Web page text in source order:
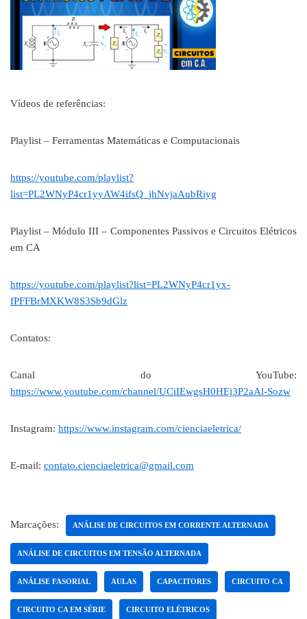
Vídeos de referências:
Playlist – Ferramentas Matemáticas e Computacionais
https://youtube.com/playlist?
list=PL2WNyP4cr1yyAW4ifsQ_jhNvjaAubRiyg
Playlist – Módulo III – Componentes Passivos e Circuitos Elétricos
em CA
https://youtube.com/playlist?list=PL2WNyP4cr1yx-
fPFFBrMXKW8S3Sb9dGlz
Contatos:
Canal do YouTube:
https://www.youtube.com/channel/UCiIEwgsH0HEj3P2aAl-Sozw
Instagram: https://www.instagram.com/cienciaeletrica/
E-mail: contato.cienciaeletrica@gmail.com
Marcações: ANÁLISE DE CIRCUITOS EM CORRENTE ALTERNADA
ANÁLISE DE CIRCUITOS EM TENSÃO ALTERNADA
ANÁLISE FASORIAL AULAS CAPACITORES CIRCUITO CA
CIRCUITO CA EM SÉRIE CIRCUITO ELÉTRICOS